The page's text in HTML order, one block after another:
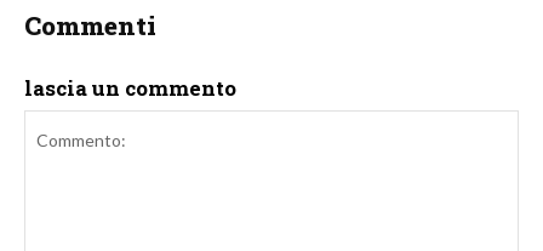
Commenti
lascia un commento